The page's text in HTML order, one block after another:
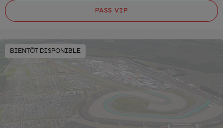
PASS VIP
BIENTÔT DISPONIBLE